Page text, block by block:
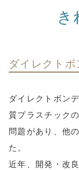
き
ダイレクト
ダイレクトボン
質プラスチック
問題があり、他
た。
近年、開発・改